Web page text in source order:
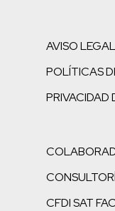
AVISO LEGAL
POLÍTICAS
PRIVACIDAD
CFDI SAT